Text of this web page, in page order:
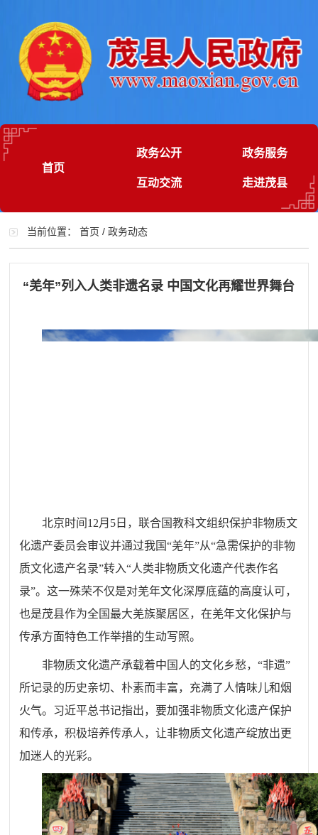
首页
政务公开 政务服务
互动交流 走进茂县
当前位置：首页 /政务动态
“羌年”列入人类非遗名录 中国文化再耀世界舞台
北京时间12月5日，联合国教科文组织保护非物质文
化遗产委员会审议并通过我国“羌年”从“急需保护的非物
质文化遗产名录”转入“人类非物质文化遗产代表作名
录”。这一殊荣不仅是对羌年文化深厚底蕴的高度认可，
也是茂县作为全国最大羌族聚居区，在羌年文化保护与
传承方面特色工作举措的生动写照。
非物质文化遗产承载着中国人的文化乡愁，“非遗”
所记录的历史亲切、朴素而丰富，充满了人情味儿和烟
火气。习近平总书记指出，要加强非物质文化遗产保护
和传承，积极培养传承人，让非物质文化遗产绽放出更
加迷人的光彩。